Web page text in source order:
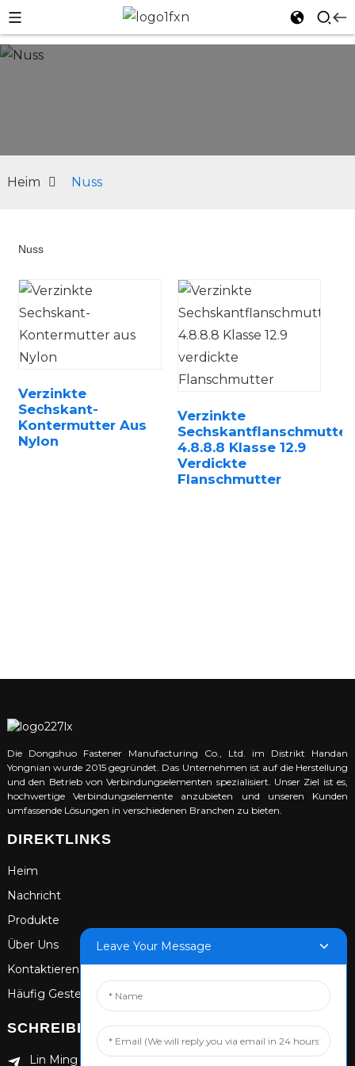
Heim Nuss
Nuss
Verzinkte
Sechskant-
Kontermutter Aus
Nylon
Verzinkte
Sechskantflanschmutter
4.8.8.8 Klasse 12.9
Verdickte
Flanschmutter
Die Dongshuo Fastener Manufacturing Co., Ltd. im Distrikt Handan
Yongnian wurde 2015 gegründet. Das Unternehmen ist auf die Herstellung
und den Betrieb von Verbindungselementen spezialisiert. Unser Ziel ist es,
hochwertige Verbindungselemente anzubieten und unseren Kunden
umfassende Lösungen in verschiedenen Branchen zu bieten.
DIREKTLINKS
Heim
Nachricht
Produkte
Über Uns
Kontaktieren Sie Uns
Häufig Gestellte Fragen
SCHREIBEN SIE UNS
Lin Ming Guan Zhen Dong Ming Yang Cun Nan, Bezirk
Leave Your Message